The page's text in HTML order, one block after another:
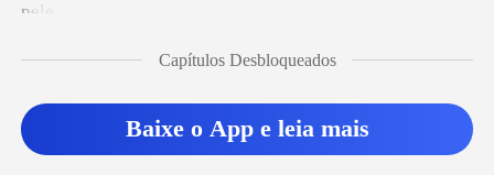
ada de suor, e suas mãos
Capítulos Desbloqueados
Baixe o App e leia mais